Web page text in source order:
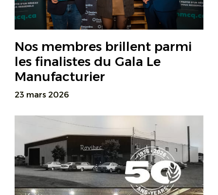
Nos membres brillent parmi
les finalistes du Gala Le
Manufacturier
23 mars 2026